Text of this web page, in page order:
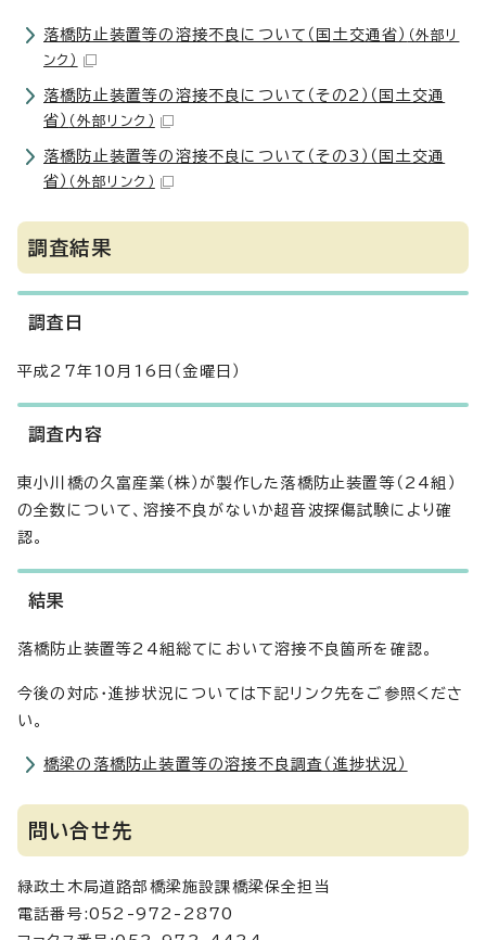
落橋防止装置等の溶接不良について（国土交通省） （外部リ
ンク）
落橋防止装置等の溶接不良について（その2）（国土交通
省） （外部リンク）
落橋防止装置等の溶接不良について（その3）（国土交通
省） （外部リンク）
調査結果
調査日
平成27年10月16日（金曜日）
調査内容
東小川橋の久富産業（株）が製作した落橋防止装置等（24組）
の全数について、溶接不良がないか超音波探傷試験により確
認。
結果
落橋防止装置等24組総てにおいて溶接不良箇所を確認。
今後の対応・進捗状況については下記リンク先をご参照くださ
い。
橋梁の落橋防止装置等の溶接不良調査（進捗状況）
問い合せ先
緑政土木局道路部橋梁施設課橋梁保全担当
電話番号:052-972-2870